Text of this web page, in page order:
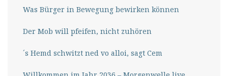
Was Bürger in Bewegung bewirken können
Der Mob will pfeifen, nicht zuhören
´s Hemd schwitzt ned vo alloi, sagt Cem